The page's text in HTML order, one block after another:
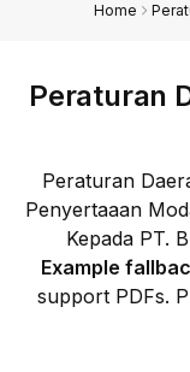
Home
Peraturan
Peraturan
Penyertaaan
Kepada PT.
Example
support PDFs.